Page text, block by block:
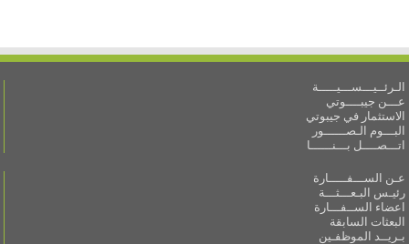
الـرئــيـــســـيـــــة
عـــن جيبــــوتي
الاستثمار في جيبوتي
البـــوم الـصــــــور
اتـــصــــل بـــنــــــا
عـن الســـفـــــارة
رئيـس البـعـــثـــة
اعضاء الســفـــارة
البعثات السابقة
بـريــد الموظفـين